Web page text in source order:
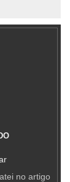
no artigo